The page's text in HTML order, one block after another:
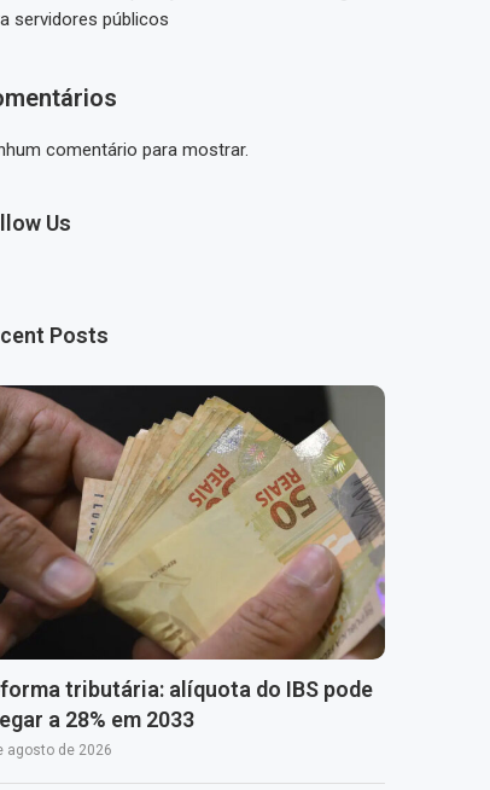
servidores públicos
comentário para mostrar.
Us
Posts
tributária: alíquota do IBS pode
a 28% em 2033
agosto de 2026